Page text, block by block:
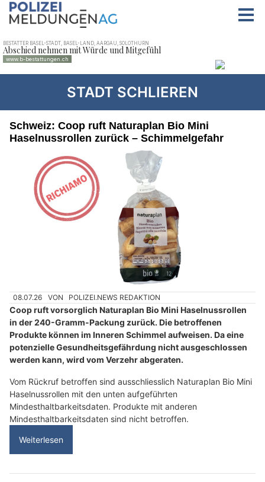
STADT SCHLIEREN
Schweiz: Coop ruft Naturaplan Bio Mini
Haselnussrollen zurück – Schimmelgefahr
08.07.26 VON POLIZEI.NEWS REDAKTION
Coop ruft vorsorglich Naturaplan Bio Mini Haselnussrollen
in der 240-Gramm-Packung zurück. Die betroffenen
Produkte können im Inneren Schimmel aufweisen. Da eine
potenzielle Gesundheitsgefährdung nicht ausgeschlossen
werden kann, wird vom Verzehr abgeraten.
Vom Rückruf betroffen sind ausschliesslich Naturaplan Bio Mini
Haselnussrollen mit den unten aufgeführten
Mindesthaltbarkeitsdaten. Produkte mit anderen
Mindesthaltbarkeitsdaten sind nicht betroffen.
Weiterlesen